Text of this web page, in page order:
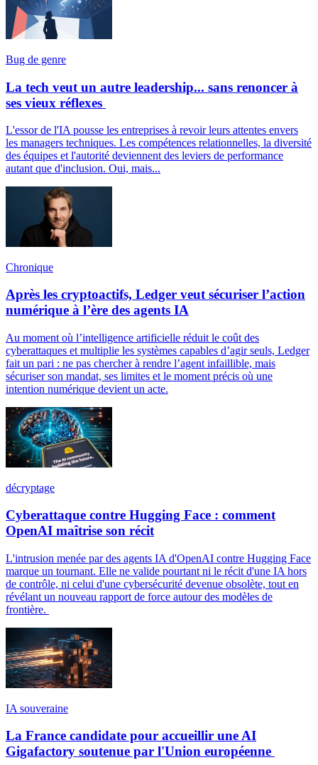
Bug de genre
La tech veut un autre leadership... sans renoncer à
ses vieux réflexes
L'essor de l'IA pousse les entreprises à revoir leurs attentes envers
les managers techniques. Les compétences relationnelles, la diversité
des équipes et l'autorité deviennent des leviers de performance
autant que d'inclusion. Oui, mais...
Chronique
Après les cryptoactifs, Ledger veut sécuriser l’action
numérique à l’ère des agents IA
Au moment où l’intelligence artificielle réduit le coût des
cyberattaques et multiplie les systèmes capables d’agir seuls, Ledger
fait un pari : ne pas chercher à rendre l’agent infaillible, mais
sécuriser son mandat, ses limites et le moment précis où une
intention numérique devient un acte.
décryptage
Cyberattaque contre Hugging Face : comment
OpenAI maîtrise son récit
L'intrusion menée par des agents IA d'OpenAI contre Hugging Face
marque un tournant. Elle ne valide pourtant ni le récit d'une IA hors
de contrôle, ni celui d'une cybersécurité devenue obsolète, tout en
révélant un nouveau rapport de force autour des modèles de
frontière.
IA souveraine
La France candidate pour accueillir une AI
Gigafactory soutenue par l'Union européenne